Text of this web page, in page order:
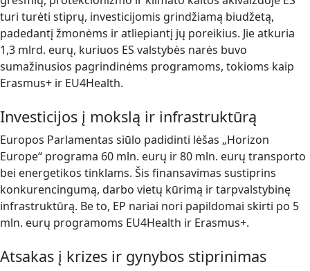
turi turėti stiprų, investicijomis grindžiamą biudžetą,
padedantį žmonėms ir atliepiantį jų poreikius. Jie atkuria
1,3 mlrd. eurų, kuriuos ES valstybės narės buvo
sumažinusios pagrindinėms programoms, tokioms kaip
Erasmus+ ir EU4Health.
Investicijos į mokslą ir infrastruktūrą
Europos Parlamentas siūlo padidinti lėšas „Horizon
Europe“ programa 60 mln. eurų ir 80 mln. eurų transporto
bei energetikos tinklams. Šis finansavimas sustiprins
konkurencingumą, darbo vietų kūrimą ir tarpvalstybinę
infrastruktūrą. Be to, EP nariai nori papildomai skirti po 5
mln. eurų programoms EU4Health ir Erasmus+.
Atsakas į krizes ir gynybos stiprinimas